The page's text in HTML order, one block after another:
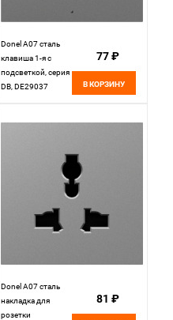
Donel A07 сталь
клавиша 1-я с
подсветкой, серия
DB, DE29037
77 ₽
В КОРЗИНУ
Donel A07 сталь
накладка для
розетки
81 ₽